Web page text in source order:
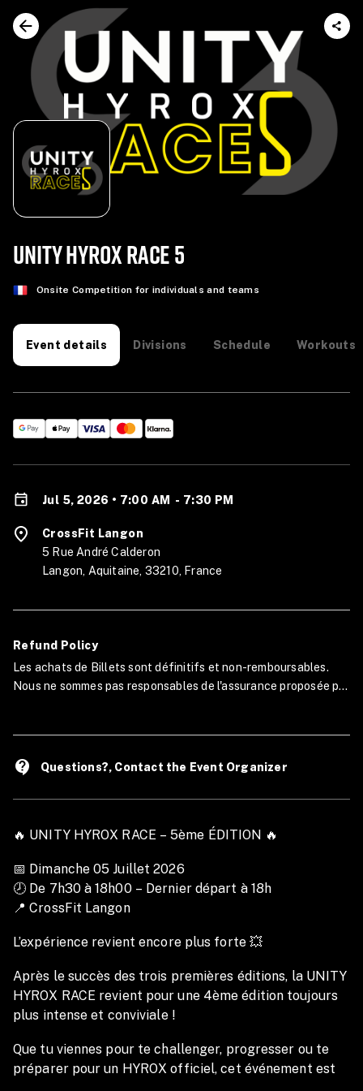
UNITY HYROX RACE 5
Onsite Competition for individuals and teams
Event details Divisions Schedule Workouts
🔥 UNITY HYROX RACE – 5ème ÉDITION 🔥
📅 Dimanche 05 Juillet 2026
🕗 De 7h30 à 18h00 – Dernier départ à 18h
📍 CrossFit Langon
L’expérience revient encore plus forte 💥
Après le succès des trois premières éditions, la UNITY
HYROX RACE revient pour une 4ème édition toujours
plus intense et conviviale !
Que tu viennes pour te challenger, progresser ou te
préparer pour un HYROX officiel, cet événement est
Jul 5, 2026 • 7:00 AM - 7:30 PM
CrossFit Langon
5 Rue André Calderon
Langon, Aquitaine, 33210, France
Refund Policy
Les achats de Billets sont définitifs et non-remboursables.
Nous ne sommes pas responsables de l'assurance proposée par
contact_support Questions?, Contact the Event Organizer